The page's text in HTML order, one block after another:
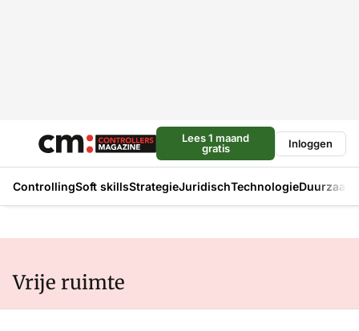
Lees 1 maand
gratis
Inloggen
ControllingSoft skillsStrategieJuridischTechnologie
Vrije ruimte